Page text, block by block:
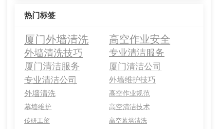
热门标签
厦门外墙清洗 高空作业安全
外墙清洗技巧
专业清洁服务
厦门清洁服务
厦门清洁公司
专业清洁公司
外墙维护技巧
外墙清洗
高空作业规范
幕墙维护
高空清洁技术
传研工贸
高空幕墙清洗